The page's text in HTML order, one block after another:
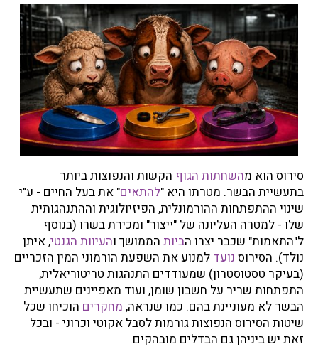
ת
?
סירוס הוא מהשחתות הגוף הקשות והנפוצות ביותר
בתעשיית הבשר. מטרתו היא "להתאים" את בעל החיים - ע"י
שינוי ההתפתחות ההורמונלית, הפיזיולוגית וההתנהגותית
שלו - למטרה העליונה של "ייצור" ומכירת בשרו (בנוסף
ל"התאמות" שכבר יצרו הביות הממושך והעיוות הגנטי, איתן
נולד). הסירוס נועד למנוע את השפעת הורמוני המין הזכריים
(בעיקר טסטוסטרון) שמעודדים התנהגות טריטוריאלית,
התפתחות שריר על חשבון שומן, ועוד מאפיינים שתעשיית
הבשר לא מעוניינת בהם. כמו שנראה, מחקרים הוכיחו שכל
שיטות הסירוס הנפוצות גורמות לסבל אקוטי וכרוני - ובכל
זאת יש ביניהן גם הבדלים מובהקים.